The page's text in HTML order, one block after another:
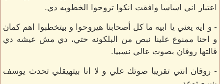
اعتبار اني اساسا وافقت انكوا تروحوا الخطوبه دي.
- و ايه يعني يا ابيه ما كل أصحابنا هيروحوا و بيتخطبوا اهم كمان
و احنا ممنوع علينا نبص من البلكونه حتي، دي مش عيشه دي
قالتها روفان بصوت عالي نسبيا.
- روفان انتي تقريبا صوتك علي و لا انا بيتهيقلي تحدث يوسف